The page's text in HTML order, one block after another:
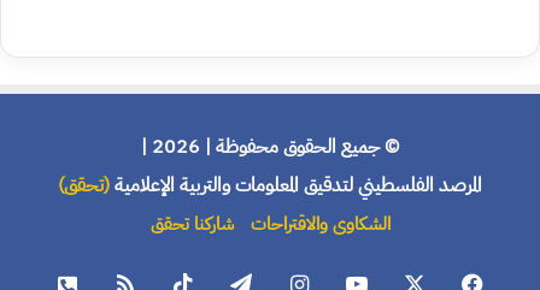
© جميع الحقوق محفوظة | 2026 |
المرصد الفلسطيني لتدقيق المعلومات والتربية الإعلامية(تحقق)
الشكاوى والاقتراحات شاركنا تحقق